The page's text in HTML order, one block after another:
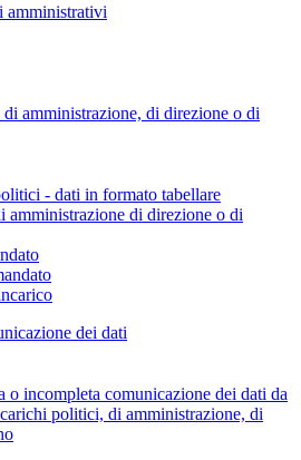
amministrativi
amministrazione, di direzione o di
- dati in formato tabellare
di direzione o di
dei dati
o incompleta comunicazione dei dati da
politici, di amministrazione, di